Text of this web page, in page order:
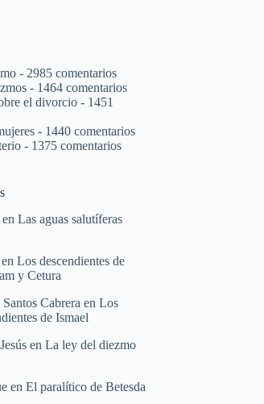
- 2985 comentarios
- 1464 comentarios
el divorcio - 1451
- 1440 comentarios
- 1375 comentarios
enLas aguas salutíferas
enLos descendientes de
y Cetura
Cabrera enLos
de Ismael
enLa ley del diezmo
enEl paralítico de Betesda